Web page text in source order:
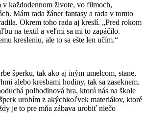
v každodennom živote, vo filmoch,
Mám rada žáner fantasy a rada v tomto
Okrem toho rada aj kreslí. „Pred rokom
na textil a veľmi sa mi to zapáčilo.
kresleniu, ale to sa ešte len učím.“
šperku, tak ako aj iným umelcom, stane,
alebo kresbami hodiny, tak sa zaseknem.
polhodinová hra, ktorú nás na škole
urobím z akýchkoľvek materiálov, ktoré
je to pre mňa zábava urobiť niečo